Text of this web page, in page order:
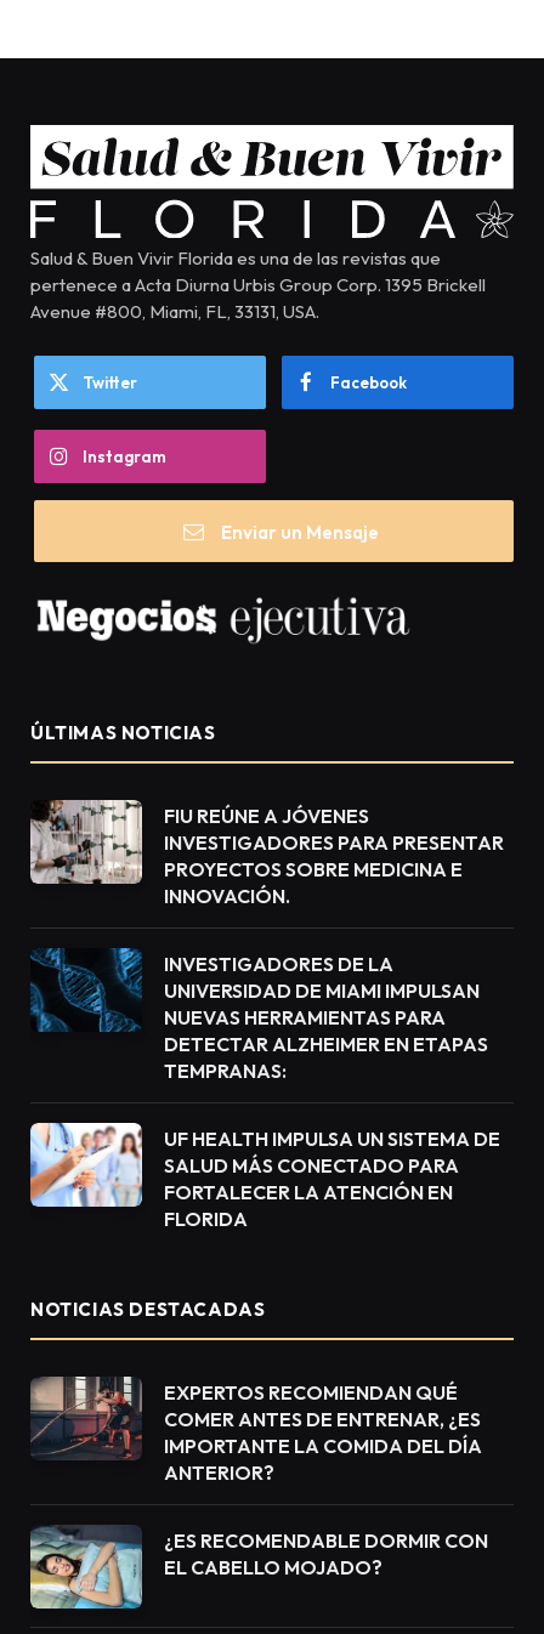
Salud & Buen Vivir Florida es una de las revistas que
pertenece a Acta Diurna Urbis Group Corp. 1395 Brickell
Avenue #800, Miami, FL, 33131, USA.
Twitter Facebook
Instagram
Enviar un Mensaje
ÚLTIMAS NOTICIAS
FIU REÚNE A JÓVENES
INVESTIGADORES PARA PRESENTAR
PROYECTOS SOBRE MEDICINA E
INNOVACIÓN.
INVESTIGADORES DE LA
UNIVERSIDAD DE MIAMI IMPULSAN
NUEVAS HERRAMIENTAS PARA
DETECTAR ALZHEIMER EN ETAPAS
TEMPRANAS:
UF HEALTH IMPULSA UN SISTEMA DE
SALUD MÁS CONECTADO PARA
FORTALECER LA ATENCIÓN EN
FLORIDA
NOTICIAS DESTACADAS
EXPERTOS RECOMIENDAN QUÉ
COMER ANTES DE ENTRENAR, ¿ES
IMPORTANTE LA COMIDA DEL DÍA
ANTERIOR?
¿ES RECOMENDABLE DORMIR CON
EL CABELLO MOJADO?